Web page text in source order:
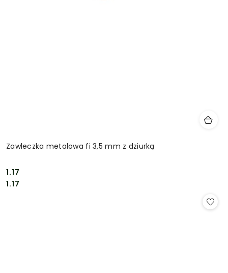
Zawleczka metalowa fi 3,5 mm z dziurką
Cena:
1.17
Cena:
1.17